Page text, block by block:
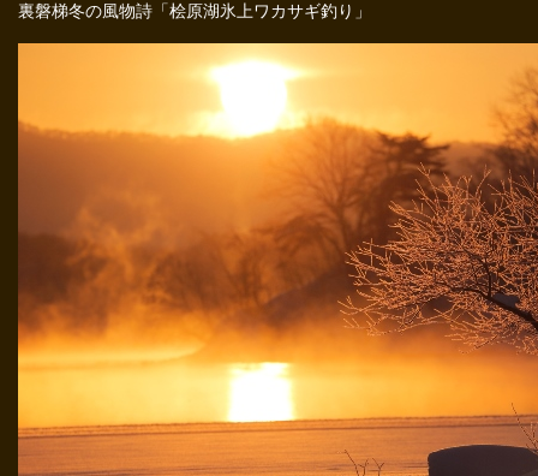
裏磐梯冬の風物詩「桧原湖氷上ワカサギ釣り」